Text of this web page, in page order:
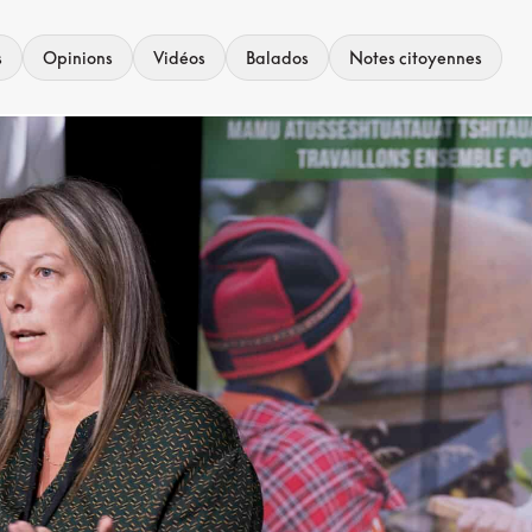
Opinions Vidéos Balados Notes citoyennes